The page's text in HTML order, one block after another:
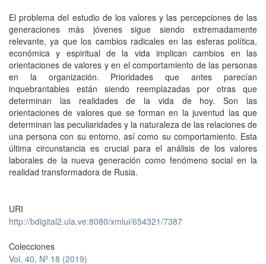
El problema del estudio de los valores y las percepciones de las
generaciones más jóvenes sigue siendo extremadamente
relevante, ya que los cambios radicales en las esferas política,
económica y espiritual de la vida implican cambios en las
orientaciones de valores y en el comportamiento de las personas
en la organización. Prioridades que antes parecían
inquebrantables están siendo reemplazadas por otras que
determinan las realidades de la vida de hoy. Son las
orientaciones de valores que se forman en la juventud las que
determinan las peculiaridades y la naturaleza de las relaciones de
una persona con su entorno, así como su comportamiento. Esta
última circunstancia es crucial para el análisis de los valores
laborales de la nueva generación como fenómeno social en la
realidad transformadora de Rusia.
URI
http://bdigital2.ula.ve:8080/xmlui/654321/7387
Colecciones
Vol. 40, Nº 18 (2019)